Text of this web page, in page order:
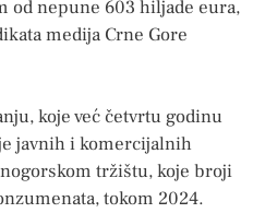
od nepune 603 hiljade eura,
medija Crne Gore
koje već četvrtu godinu
javnih i komercijalnih
tržištu, koje broji
tokom 2024.